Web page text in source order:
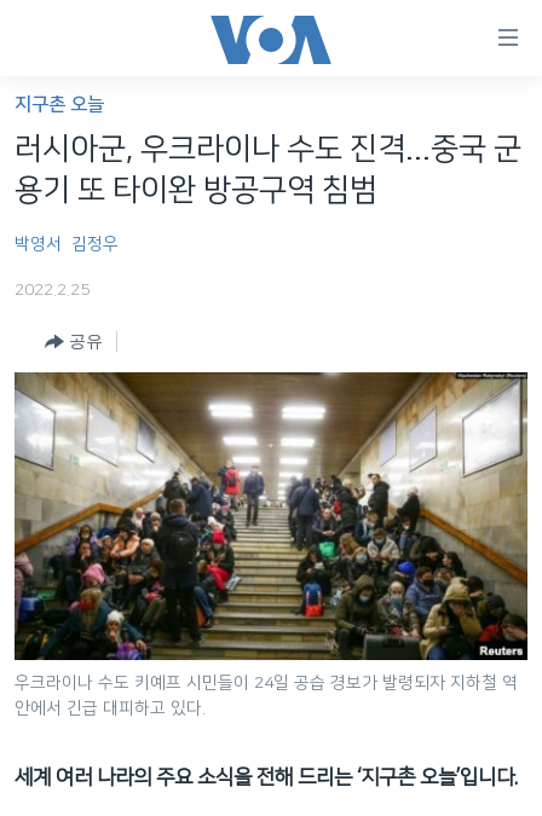
가
능
링
인
츠
로
네
비
션
으
이
세계
라디오
프로그램
주파수 안내
언어 선택
지구촌 오늘
러시아군, 우크라이나 수도 진격...중국 군
용기 또 타이완 방공구역 침범
박영서 김정우
2022.2.25
공유
우크라이나 수도 키예프 시민들이 24일 공습 경보가 발령되자 지하철 역
안에서 긴급 대피하고 있다.
세계 여러 나라의 주요 소식을 전해 드리는 ‘지구촌 오늘’입니다.